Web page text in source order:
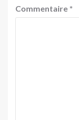
Commentaire *